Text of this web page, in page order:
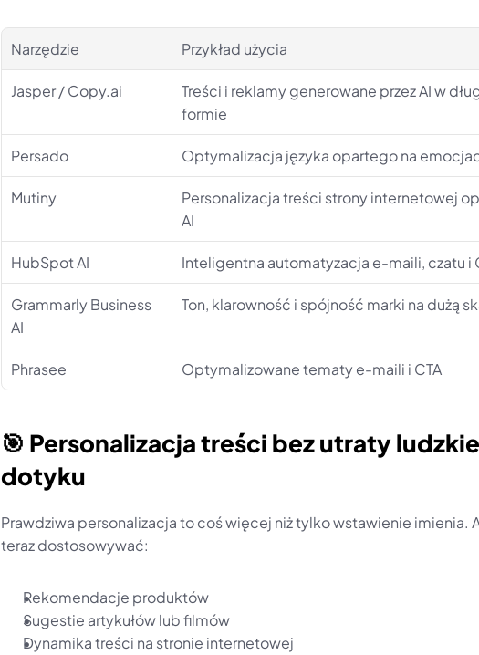
Narzędzie Przykład użycia
Jasper / Copy.ai
Treści i reklamy generowane przez AI w
formie
Persado Optymalizacja języka opartego na
Mutiny
Personalizacja treści strony internetowej
AI
HubSpot AI Inteligentna automatyzacja e-maili, czatu i
Grammarly Business
AI
Ton, klarowność i spójność marki na dużą
Phrasee Optymalizowane tematy e-maili i CTA
🎯 Personalizacja treści bez utraty
dotyku
Prawdziwa personalizacja to coś więcej niż tylko wstawienie imienia.
teraz dostosowywać:
Rekomendacje produktów
Sugestie artykułów lub filmów
Dynamika treści na stronie internetowej